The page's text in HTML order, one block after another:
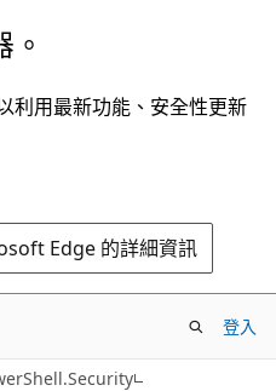
用最新功能、安全性更新
Edge 的詳細資訊
登入